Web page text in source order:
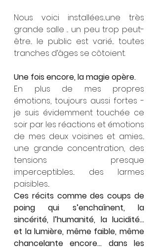
Nous voici installées...une très
grande salle ... un peu trop peut-
être... le public est varié.... toutes
tranches d’âges se côtoient.
Une fois encore, la magie opère...
En plus de mes propres
émotions, toujours aussi fortes -
je suis évidemment touchée ce
soir par les réactions et émotions
de mes deux voisines et amies...
une grande concentration, des
tensions presque
imperceptibles... des larmes
paisibles...
Ces récits comme des coups de
poing qui s’enchaînent, la
sincérité, l’humanité, la lucidité...
et la lumière, même faible, même
chancelante encore... dans les